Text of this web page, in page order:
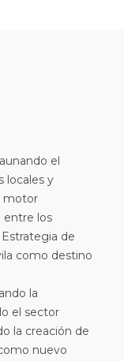
el
locales y
motor
entre los
de
como destino
la
el sector
la creación de
nuevo